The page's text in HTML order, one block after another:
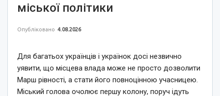
міської політики
Опубліковано 4.08.2026
Для багатьох українців і українок досі незвично
уявити, що місцева влада може не просто дозволити
Марш рівності, а стати його повноцінною учасницею.
Міський голова очолює першу колону, поруч ідуть